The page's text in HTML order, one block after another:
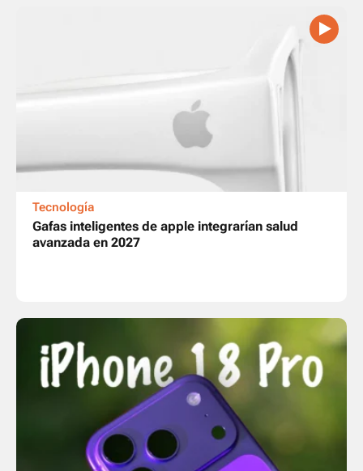
Tecnología
Gafas inteligentes de apple integrarían salud
avanzada en 2027